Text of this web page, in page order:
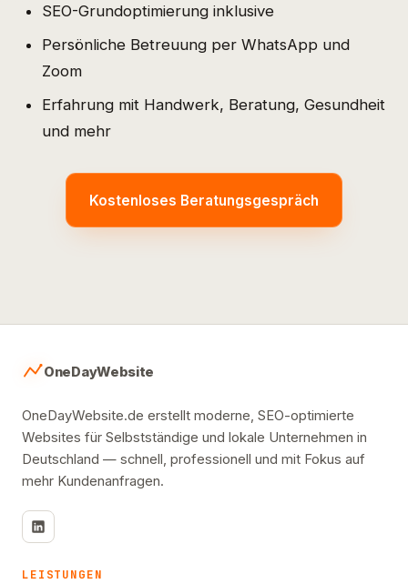
SEO-Grundoptimierung inklusive
Persönliche Betreuung per WhatsApp und
Zoom
Erfahrung mit Handwerk, Beratung, Gesundheit
und mehr
Kostenloses Beratungsgespräch
OneDayWebsite
OneDayWebsite.de erstellt moderne, SEO-optimierte
Websites für Selbstständige und lokale Unternehmen in
Deutschland — schnell, professionell und mit Fokus auf
mehr Kundenanfragen.
LEISTUNGEN